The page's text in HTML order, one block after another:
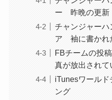
ー 昨晩の更新
チャンジャー
ア 袖に書かれ
FBチームの投
真が放出されて
iTunesワール
ング